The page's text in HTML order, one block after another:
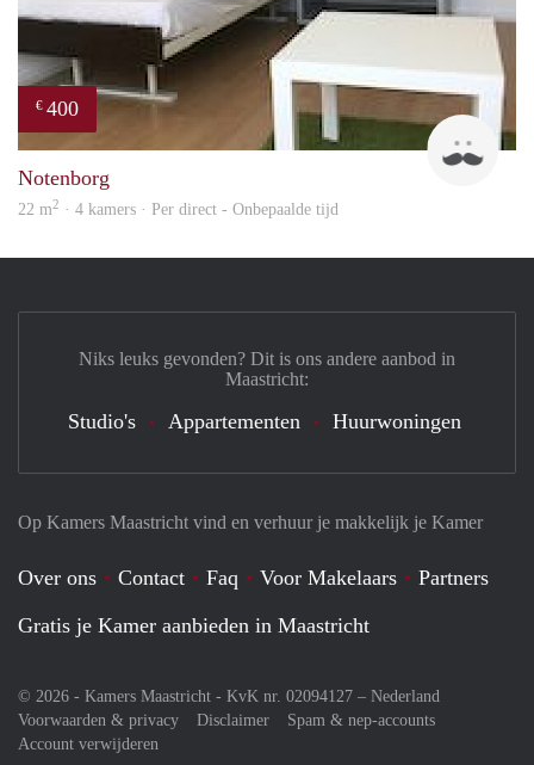
€ 400
Roel
Notenborg
22 m2 · 4 kamers · Per direct - Onbepaalde tijd
Op Kamers Maastricht vind en verhuur je makkelijk je Kamer
Over ons Contact Faq Voor Makelaars
Partners
Gratis je Kamer aanbieden in Maastricht
© 2026 - Kamers Maastricht - KvK nr. 02094127 – Nederland
Voorwaarden & privacy
Disclaimer
Spam & nep-accounts
Account verwijderen
Niks leuks gevonden? Dit is ons andere aanbod in
Maastricht:
Studio's Appartementen Huurwoningen